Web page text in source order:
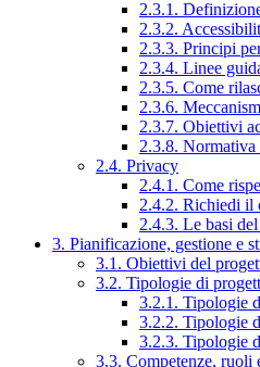
2.3.1.
2.3.2.
2.3.3. Principi
2.3.4. Linee
2.3.5. Come
2.3.6.
2.3.7. Obiettivi
2.3.8.
2.4. Privacy
2.4.1. Come
2.4.2. Richiedi il
2.4.3. Le basi
3. Pianificazione, gestione e
3.1. Obiettivi del
3.2. Tipologie di
3.2.1. Tipologie
3.2.2. Tipologie
3.2.3. Tipologie
3.3. Competenze, ruoli